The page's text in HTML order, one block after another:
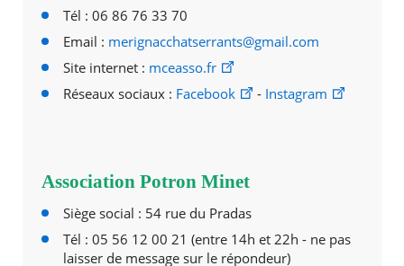
Tél : 06 86 76 33 70
Email : merignacchatserrants@gmail.com
Site internet : mceasso.fr
Réseaux sociaux : Facebook - Instagram
Association Potron Minet
Siège social : 54 rue du Pradas
Tél : 05 56 12 00 21 (entre 14h et 22h - ne pas
laisser de message sur le répondeur)